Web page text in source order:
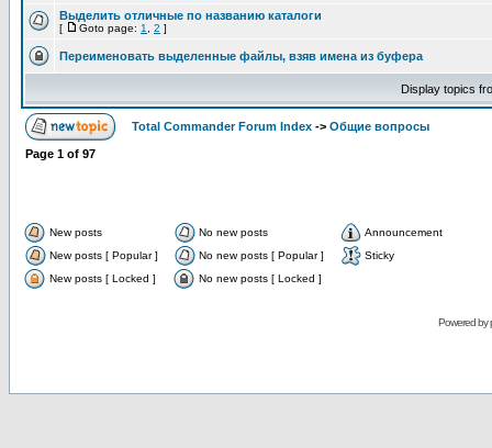
Выделить отличные по названию каталоги
[ Goto page: 1 2 ]
Переименовать выделенные файлы, взяв имена из буфера
Display topics
Total Commander Forum Index -> Общие вопросы
Page 1 of 97
New posts No new posts
Announcement
New posts [ Popular ]
No new posts [ Popular ]
Sticky
New posts [ Locked ]
No new posts [ Locked ]
Powered by